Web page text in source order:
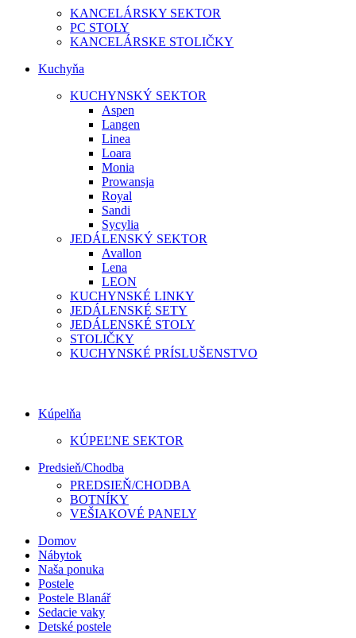
KANCELÁRSKY SEKTOR
PC STOLY
KANCELÁRSKE STOLIČKY
Kuchyňa
KUCHYNSKÝ SEKTOR
Aspen
Langen
Linea
Loara
Monia
Prowansja
Royal
Sandi
Sycylia
JEDÁLENSKÝ SEKTOR
Avallon
Lena
LEON
KUCHYNSKÉ LINKY
JEDÁLENSKÉ SETY
JEDÁLENSKÉ STOLY
STOLIČKY
KUCHYNSKÉ PRÍSLUŠENSTVO
Kúpelňa
KÚPEĽNE SEKTOR
Predsieň/Chodba
PREDSIEŇ/CHODBA
BOTNÍKY
VEŠIAKOVÉ PANELY
Domov
Nábytok
Naša ponuka
Postele
Postele Blanář
Sedacie vaky
Detské postele